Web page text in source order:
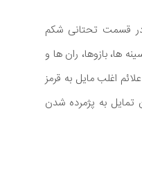
قسمت تحتانی شکم
ها، بازوها، ران ها و
اغلب مایل به قرمز
تمایل به پژمرده شدن